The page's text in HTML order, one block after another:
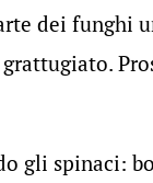
dei funghi
gli spinaci: